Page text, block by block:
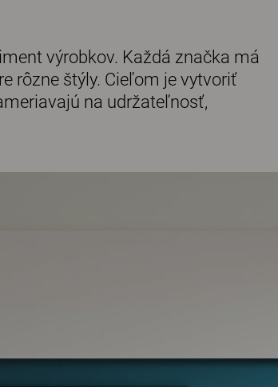
výrobkov. Každá značka má
rôzne štýly. Cieľom je vytvoriť
na udržateľnosť,